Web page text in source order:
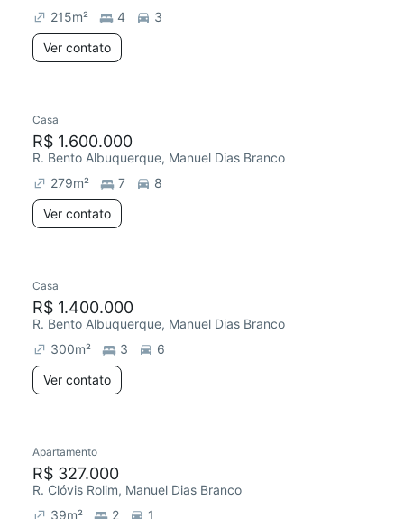
215m² 4
3
Ver contato
Casa
R$ 1.600.000
R. Bento Albuquerque, Manuel Dias Branco
279m² 7
8
Ver contato
Casa
R$ 1.400.000
R. Bento Albuquerque, Manuel Dias Branco
300m² 3
6
Ver contato
Apartamento
R$ 327.000
R. Clóvis Rolim, Manuel Dias Branco
39m² 2 1